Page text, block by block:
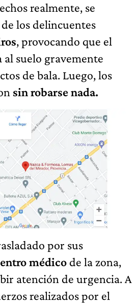
realmente, se
los delincuentes
, provocando que el
suelo gravemente
de bala. Luego, los
sin robarse nada.
por sus
médico de la zona,
atención de urgencia. A
realizados por el